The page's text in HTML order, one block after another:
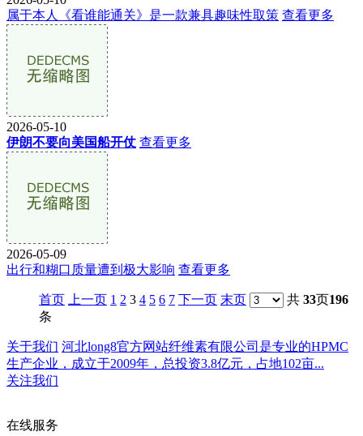
属于本人《看谁能通关》是一款兼具趣味性取策 查看更多
2026-05-10
伊朗不要向美国船开仗 查看更多
2026-05-09
出行和糊口质量遭到极大影响 查看更多
首页 上一页 1 2 3 4 5 6 7 下一页 末页 共 33页196
条
关于我们 河北long8官方网站纤维素有限公司是专业的HPMC
生产企业，成立于2009年，总投资3.8亿元，占地102亩...
关注我们
在线服务